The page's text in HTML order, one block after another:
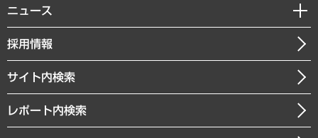
共生・ダイバーシティ
GRC（ガバナンス・リスク・コンプライアンス）・防災（政策）
経済・産業・雇用・労働
まちづくり・観光・交通・スポーツ・スマートシティ
自然資源・農林水産業・食料システム
経営用語集
受託・受注実績（官公庁関連）
メディア掲載・出演
受託案件情報
私たちの想い
社長メッセージ
会社概要
沿革
組織図・本部部室紹介
ニュース
ニュースリリース
お知らせ
採用情報
サイト内検索
レポート内検索